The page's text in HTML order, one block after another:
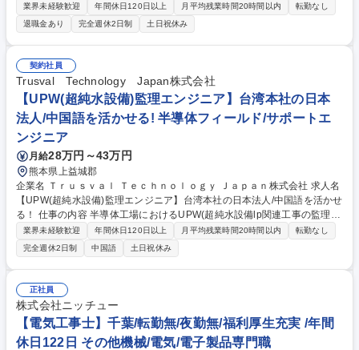
会社である当社にて下記業務をお任せいたします。 【具体的な業務内容】
■MP/SAS/CFサポートグループ(搾乳施設全般と給餌/哺乳機器に関わる業
務/提案営業) 搾乳機器、自動給飼機に関して、営業所のサービスエンジニ
アや営業に対する技術支援・営業支援が業務となります。具体的には、問
い合わせ対応、新人への技術指導、機器の導入・修理サポート、機器の使
用に対するフォロー・提案、カスタマーサポートが主な業務内容となりま
す。 募集職種 【札幌/技術職】転勤無/土日祝休/賞与実績7.25ヶ月/電気工
事士資格保有者向け
業界未経験歓迎 年間休日120日以上 月平均残業時間20時間以内
転勤なし
退職金あり
完全週休2日制 土日祝休み
契約社員
Trusval Technology Japan株式会社
【UPW(超純水設備)監理エンジニア】台湾本社の日本
法人/中国語を活かせる! 半導体フィールド/サポートエ
ンジニア
月給28万円～43万円
熊本県上益城郡
企業名 Ｔｒｕｓｖａｌ Ｔｅｃｈｎｏｌｏｇｙ Ｊａｐａｎ株式会社 求人名
【UPW(超純水設備)監理エンジニア】台湾本社の日本法人/中国語を活かせ
る！ 仕事の内容 半導体工場におけるUPW(超純水設備lp関連工事の監理業
務を担当していただきます。主に工程管理・品質管理および協力会社との
調整業務などを行います。 ・工程・資材・人員の進捗管理のサポート ・
工事品質管理および協力会社（下請け業者）の管理補助 ・顧客要望のヒア
リングおよび現地調査、要求仕様書の作成補助 ・協力会社への発注業務お
よび請求資料の確認 ・協力会社から提出される図面および関連資料の確認
・その他、上司から指示された業務 募集職種 【UPW(超純水設備)監理エ
ンジニア】台湾本社の日本法人/中国語を活かせる！
業界未経験歓迎 年間休日120日以上 月平均残業時間20時間以内
転勤なし
完全週休2日制
中国語 土日祝休み
正社員
株式会社ニッチュー
【電気工事士】千葉/転勤無/夜勤無/福利厚生充実 /年間
休日122日 その他機械/電気/電子製品専門職